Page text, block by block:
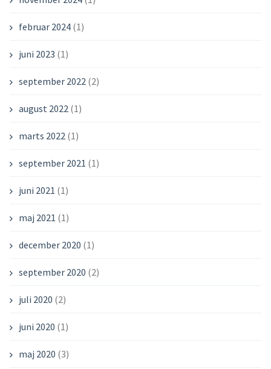
februar 2024(1)
juni 2023 (1)
september 2022(2)
august 2022(1)
marts 2022(1)
september 2021 (1)
juni 2021 (1)
maj 2021 (1)
december 2020 (1)
september 2020 (2)
juli 2020 (2)
juni 2020 (1)
maj 2020 (3)